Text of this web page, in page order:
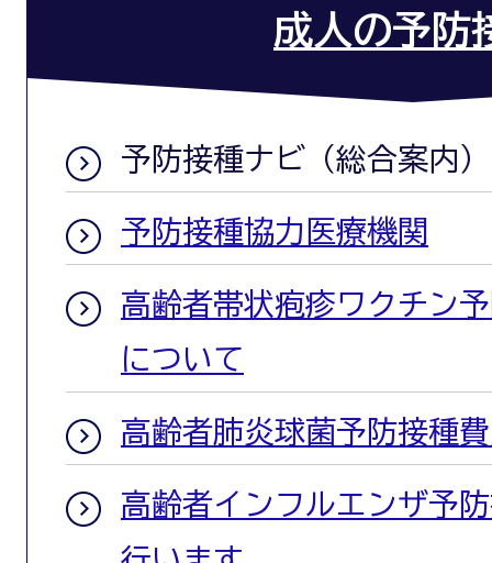
成人の予防
予防接種ナビ（総合案内）
予防接種協力医療機関
高齢者帯状疱疹ワクチン
について
高齢者肺炎球菌予防接種
高齢者インフルエンザ予